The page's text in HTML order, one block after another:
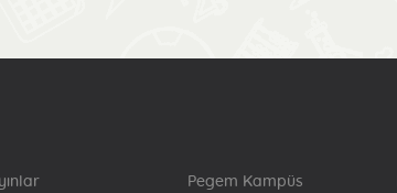
Pegem Kampüs